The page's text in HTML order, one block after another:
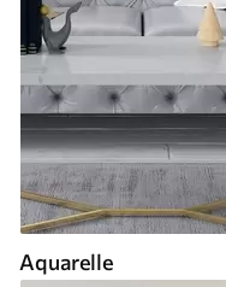
Aquarelle